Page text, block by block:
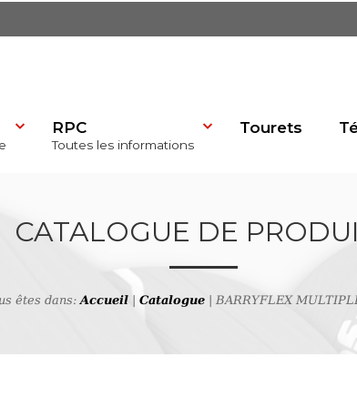
RPC
Toutes les informations
Tourets
CATALOGUE DE
êtes dans:Accueil Catalogue | BARRYFLEX